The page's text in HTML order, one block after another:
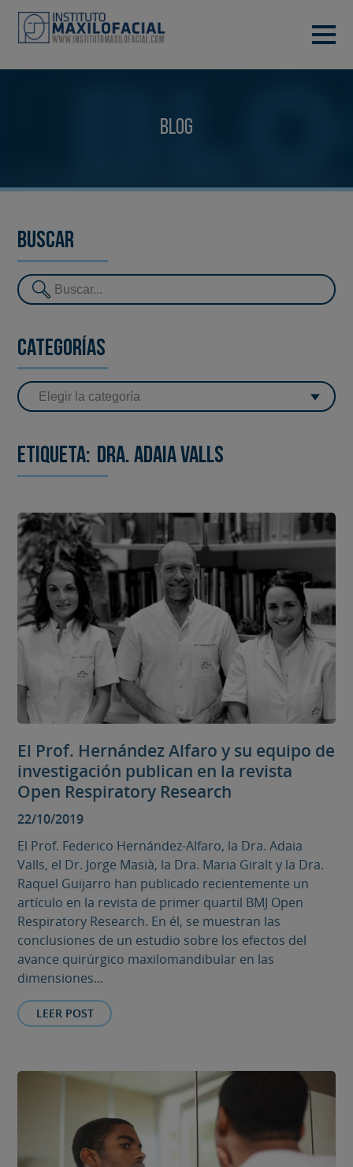
Blog
Buscar
Categorías
Etiqueta: Dra. Adaia Valls
El Prof. Hernández Alfaro y su equipo de
investigación publican en la revista
Open Respiratory Research
22/10/2019
El Prof. Federico Hernández-Alfaro, la Dra. Adaia
Valls, el Dr. Jorge Masià, la Dra. Maria Giralt y la Dra.
Raquel Guijarro han publicado recientemente un
artículo en la revista de primer quartil BMJ Open
Respiratory Research. En él, se muestran las
conclusiones de un estudio sobre los efectos del
avance quirúrgico maxilomandibular en las
dimensiones...
LEER POST